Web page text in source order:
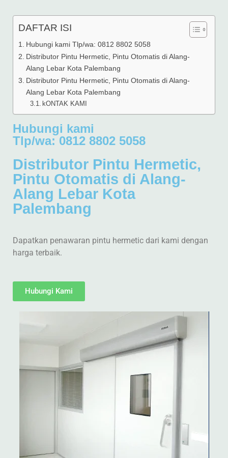
DAFTAR ISI
Hubungi kami Tlp/wa: 0812 8802 5058
Distributor Pintu Hermetic, Pintu Otomatis di Alang-
Alang Lebar Kota Palembang
Distributor Pintu Hermetic, Pintu Otomatis di Alang-
Alang Lebar Kota Palembang
kONTAK KAMI
Hubungi kami
Tlp/wa: 0812 8802 5058
Distributor Pintu Hermetic,
Pintu Otomatis di Alang-
Alang Lebar Kota
Palembang
Dapatkan penawaran pintu hermetic dari kami dengan
harga terbaik.
Hubungi Kami